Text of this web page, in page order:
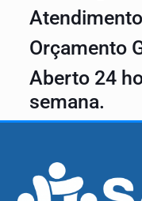
Orçamento
Aberto 24
semana.